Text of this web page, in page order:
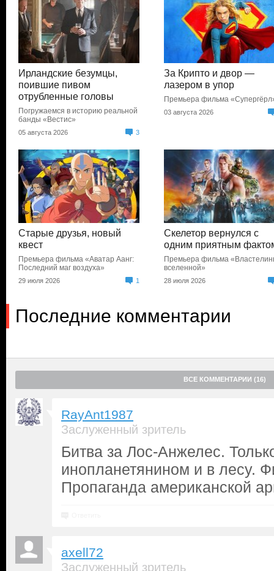
Ирландские безумцы,
поившие пивом
отрубленные головы
Погружаемся в историю реальной
банды «Вестис»
05 августа 2026 3
За Крипто и двор —
лазером в упор
Премьера фильма
03 августа 2026
Старые друзья, новый
квест
Премьера фильма «Аватар Аанг:
Последний маг воздуха»
29 июля 2026 1
Скелетор вернулся с
одним приятным
Премьера фильма
вселенной»
28 июля 2026
Последние комментарии
ВСЕ КОММЕНТАРИИ (16)
RayAnt1987
Заслуженный зритель
Битва за Лос-Анжелес.
инопланетянином и в лесу.
Пропаганда американской
axell72
Заслуженный зритель